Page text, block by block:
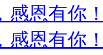
感恩有你
感恩有你